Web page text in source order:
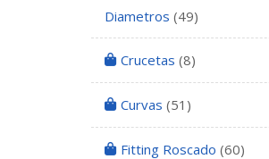
Diametros (49)
Crucetas (8)
Curvas (51)
Fitting Roscado (60)